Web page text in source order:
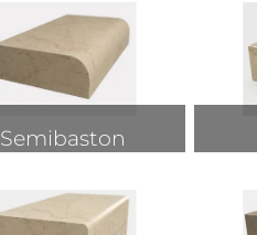
Semibaston